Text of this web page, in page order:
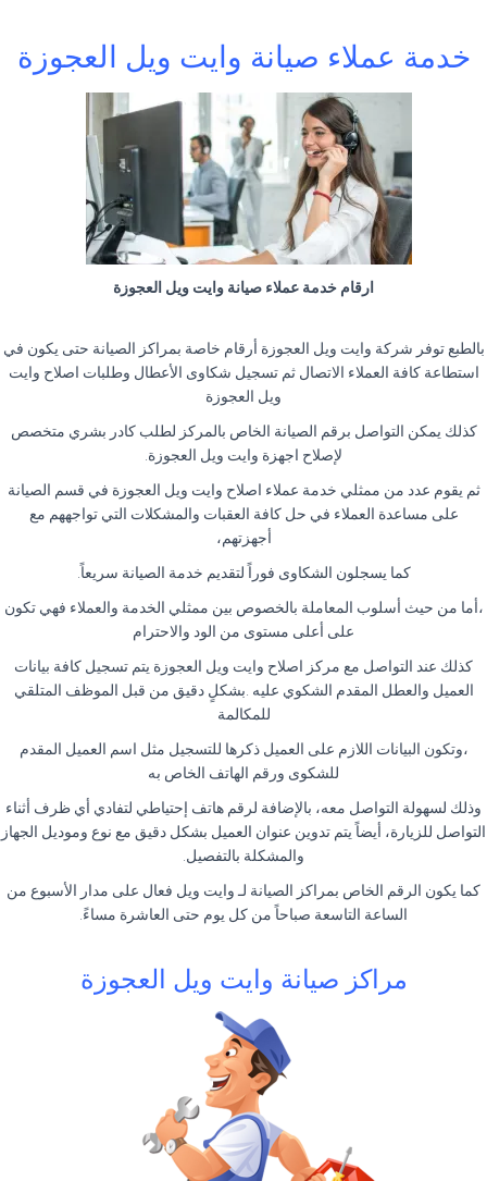
خدمة عملاء صيانة وايت ويل العجوزة
ارقام خدمة عملاء صيانة وايت ويل العجوزة
بالطبع توفر شركة وايت ويل العجوزة أرقام خاصة بمراكز الصيانة حتى يكون في
استطاعة كافة العملاء الاتصال ثم تسجيل شكاوى الأعطال وطلبات اصلاح وايت
ويل العجوزة
كذلك يمكن التواصل برقم الصيانة الخاص بالمركز لطلب كادر بشري متخصص
لإصلاح اجهزة وايت ويل العجوزة.
ثم يقوم عدد من ممثلي خدمة عملاء اصلاح وايت ويل العجوزة في قسم الصيانة
على مساعدة العملاء في حل كافة العقبات والمشكلات التي تواجههم مع
أجهزتهم،
كما يسجلون الشكاوى فوراً لتقديم خدمة الصيانة سريعاً.
،أما من حيث أسلوب المعاملة بالخصوص بين ممثلي الخدمة والعملاء فهي تكون
على أعلى مستوى من الود والاحترام
كذلك عند التواصل مع مركز اصلاح وايت ويل العجوزة يتم تسجيل كافة بيانات
العميل والعطل المقدم الشكوي عليه .بشكلٍ دقيق من قبل الموظف المتلقي
للمكالمة
،وتكون البيانات اللازم على العميل ذكرها للتسجيل مثل اسم العميل المقدم
للشكوى ورقم الهاتف الخاص به
وذلك لسهولة التواصل معه، بالإضافة لرقم هاتف إحتياطي لتفادي أي ظرف أثناء
التواصل للزيارة، أيضاً يتم تدوين عنوان العميل بشكل دقيق مع نوع وموديل الجهاز
والمشكلة بالتفصيل.
كما يكون الرقم الخاص بمراكز الصيانة لـ وايت ويل فعال على مدار الأسبوع من
الساعة التاسعة صباحاً من كل يوم حتى العاشرة مساءً.
مراكز صيانة وايت ويل العجوزة